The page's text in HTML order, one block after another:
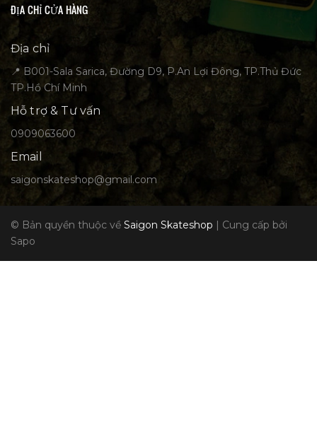
ĐỊA CHỈ CỬA HÀNG
Địa chỉ
📍 B001-Sala Sarica, Đường D9, P.An Lợi Đông, TP.Thủ Đức
TP.Hồ Chí Minh
Hỗ trợ & Tư vấn
0909063600
Email
saigonskateshop@gmail.com
© Bản quyền thuộc về Saigon Skateshop
Cung cấp bởi
Sapo